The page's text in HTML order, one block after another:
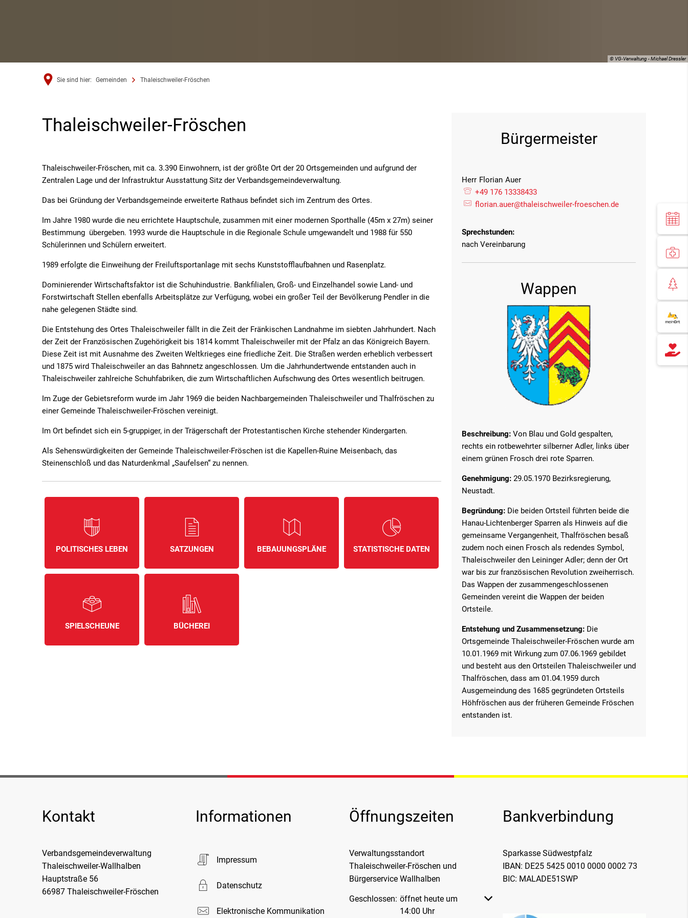
© VG-Verwaltung - Michael Dressler
Sie sind hier: Gemeinden Thaleischweiler-Fröschen
Thaleischweiler-
Thaleischweiler-Fröschen
Thaleischweiler-Fröschen, mit ca. 3.390 Einwohnern, ist der größte Ort der 20 Ortsgemeinden und aufgrund der
Zentralen Lage und der Infrastruktur Ausstattung Sitz der Verbandsgemeindeverwaltung.
Das bei Gründung der Verbandsgemeinde erweiterte Rathaus befindet sich im Zentrum des Ortes.
Im Jahre 1980 wurde die neu errichtete Hauptschule, zusammen mit einer modernen Sporthalle (45m x 27m) seiner
Bestimmung übergeben. 1993 wurde die Hauptschule in die Regionale Schule umgewandelt und 1988 für 550
Schülerinnen und Schülern erweitert.
1989 erfolgte die Einweihung der Freiluftsportanlage mit sechs Kunststofflaufbahnen und Rasenplatz.
Dominierender Wirtschaftsfaktor ist die Schuhindustrie. Bankfilialen, Groß- und Einzelhandel sowie Land- und
Forstwirtschaft Stellen ebenfalls Arbeitsplätze zur Verfügung, wobei ein großer Teil der Bevölkerung Pendler in die
nahe gelegenen Städte sind.
Die Entstehung des Ortes Thaleischweiler fällt in die Zeit der Fränkischen Landnahme im siebten Jahrhundert. Nach
der Zeit der Französischen Zugehörigkeit bis 1814 kommt Thaleischweiler mit der Pfalz an das Königreich Bayern.
Diese Zeit ist mit Ausnahme des Zweiten Weltkrieges eine friedliche Zeit. Die Straßen werden erheblich verbessert
und 1875 wird Thaleischweiler an das Bahnnetz angeschlossen. Um die Jahrhundertwende entstanden auch in
Thaleischweiler zahlreiche Schuhfabriken, die zum Wirtschaftlichen Aufschwung des Ortes wesentlich beitrugen.
Im Zuge der Gebietsreform wurde im Jahr 1969 die beiden Nachbargemeinden Thaleischweiler und Thalfröschen zu
einer Gemeinde Thaleischweiler-Fröschen vereinigt.
Im Ort befindet sich ein 5-gruppiger, in der Trägerschaft der Protestantischen Kirche stehender Kindergarten.
Als Sehenswürdigkeiten der Gemeinde Thaleischweiler-Fröschen ist die Kapellen-Ruine Meisenbach, das
Steinenschloß und das Naturdenkmal „Saufelsen“ zu nennen.
POLITISCHES LEBEN SATZUNGEN BEBAUUNGSPLÄNE STATISTISCHE DATEN
SPIELSCHEUNE BÜCHEREI
Bürgermeister
Herr Florian Auer
+49 176 13338433
florian.auer@thaleischweiler-froeschen.de
Sprechstunden:
nach Vereinbarung
Wappen
Beschreibung: Von Blau und Gold gespalten,
rechts ein rotbewehrter silberner Adler, links über
einem grünen Frosch drei rote Sparren.
Genehmigung: 29.05.1970 Bezirksregierung,
Neustadt.
Begründung: Die beiden Ortsteil führten beide die
Hanau-Lichtenberger Sparren als Hinweis auf die
gemeinsame Vergangenheit, Thalfröschen besaß
zudem noch einen Frosch als redendes Symbol,
Thaleischweiler den Leininger Adler; denn der Ort
war bis zur französischen Revolution zweiherrisch.
Das Wappen der zusammengeschlossenen
Gemeinden vereint die Wappen der beiden
Ortsteile.
Entstehung und Zusammensetzung: Die
Ortsgemeinde Thaleischweiler-Fröschen wurde am
10.01.1969 mit Wirkung zum 07.06.1969 gebildet
und besteht aus den Ortsteilen Thaleischweiler und
Thalfröschen, dass am 01.04.1959 durch
Ausgemeindung des 1685 gegründeten Ortsteils
Höhfröschen aus der früheren Gemeinde Fröschen
entstanden ist.
Kontakt
Verbandsgemeindeverwaltung
Thaleischweiler-Wallhalben
Hauptstraße 56
66987 Thaleischweiler-Fröschen
Informationen
Impressum
Datenschutz
Elektronische Kommunikation
Öffnungszeiten
Verwaltungsstandort
Thaleischweiler-Fröschen und
Bürgerservice Wallhalben
Klicken, um weitere Öffnungs- oder Schließzeiten auszublenden
Geschlossen: öffnet heute um
14:00 Uhr
Bankverbindung
Sparkasse Südwestpfalz
IBAN: DE25 5425 0010 0000 0002 73
BIC: MALADE51SWP